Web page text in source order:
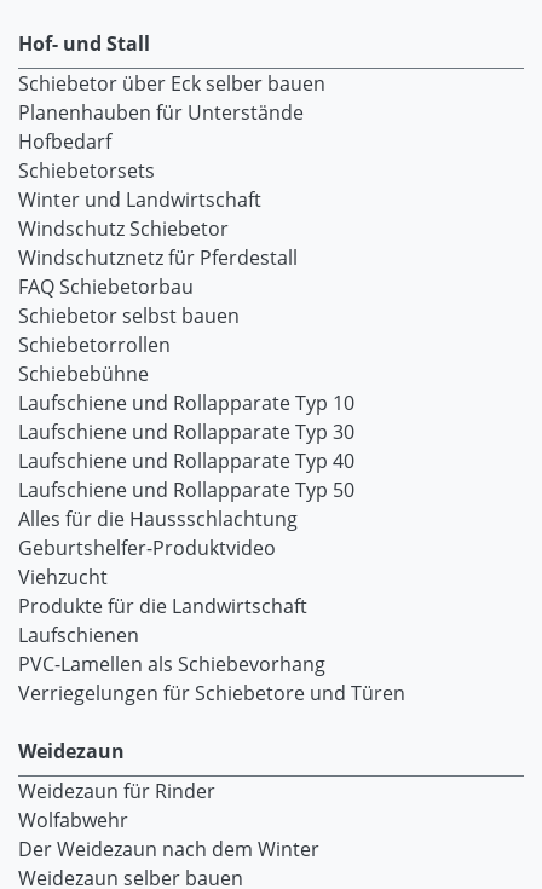
Hof- und Stall
Schiebetor über Eck selber bauen
Planenhauben für Unterstände
Hofbedarf
Schiebetorsets
Winter und Landwirtschaft
Windschutz Schiebetor
Windschutznetz für Pferdestall
FAQ Schiebetorbau
Schiebetor selbst bauen
Schiebetorrollen
Schiebebühne
Laufschiene und Rollapparate Typ 10
Laufschiene und Rollapparate Typ 30
Laufschiene und Rollapparate Typ 40
Laufschiene und Rollapparate Typ 50
Alles für die Haussschlachtung
Geburtshelfer-Produktvideo
Viehzucht
Produkte für die Landwirtschaft
Laufschienen
PVC-Lamellen als Schiebevorhang
Verriegelungen für Schiebetore und Türen
Weidezaun
Weidezaun für Rinder
Wolfabwehr
Der Weidezaun nach dem Winter
Weidezaun selber bauen